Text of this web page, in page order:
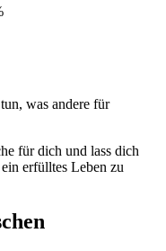
was andere für
für dich und lass dich
erfülltes Leben zu